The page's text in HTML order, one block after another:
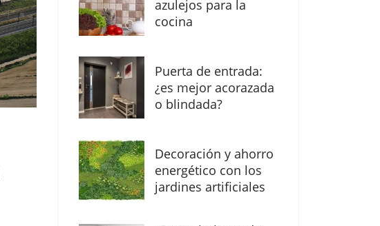
azulejos para la
cocina
Puerta de entrada:
¿es mejor acorazada
o blindada?
Decoración y ahorro
energético con los
jardines artificiales